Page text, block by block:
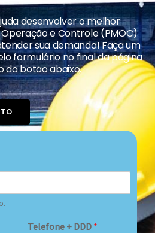
desenvolver o melhor
e Controle (PMOC)
sua demanda! Faça um
formulário no final da página
do botão abaixo.
Telefone + DDD *